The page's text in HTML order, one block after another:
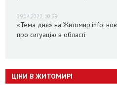
29.04.2022, 10:59
«Тема дня» на Житомир.info:
про ситуацію в області
ЦІНИ В ЖИТОМИРІ